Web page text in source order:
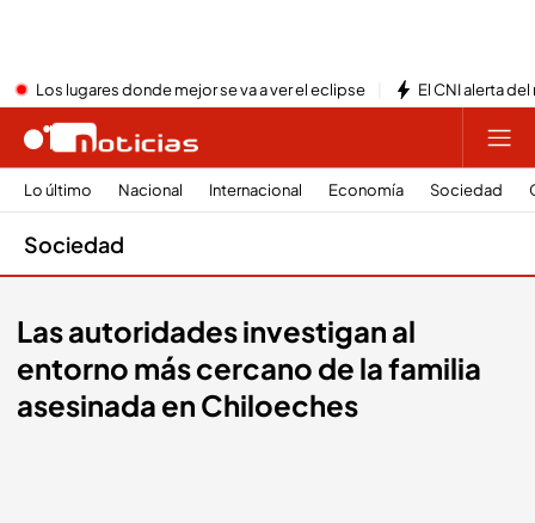
Los lugares donde mejor se va a ver el eclipse El CNI alerta
Lo último Nacional Internacional Economía Sociedad
Sociedad
Las autoridades investigan al
entorno más cercano de la familia
asesinada en Chiloeches